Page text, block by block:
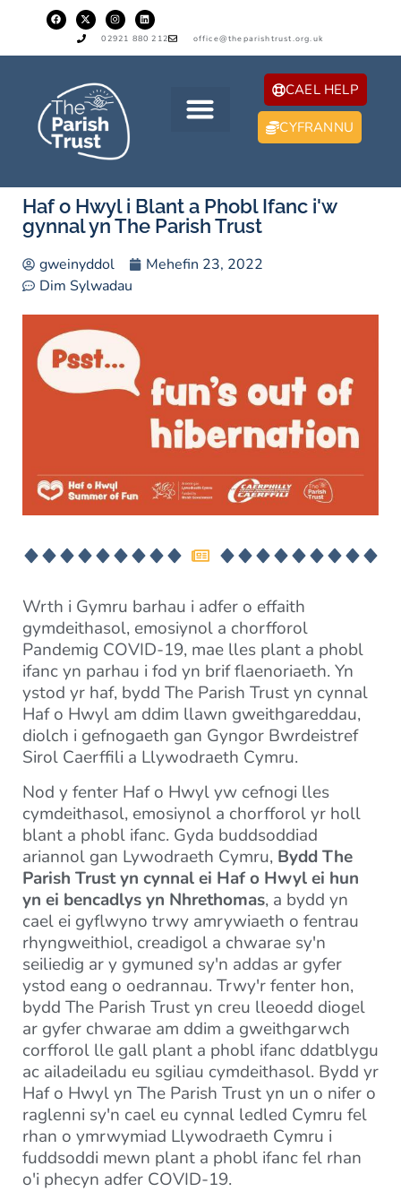
02921 880 212 office@theparishtrust.org.uk
CAEL HELP
CYFRANNU
Haf o Hwyl i Blant a Phobl Ifanc i'w
gynnal yn The Parish Trust
gweinyddol
Mehefin 23, 2022
Dim Sylwadau
Wrth i Gymru barhau i adfer o effaith
gymdeithasol, emosiynol a chorfforol
Pandemig COVID-19, mae lles plant a phobl
ifanc yn parhau i fod yn brif flaenoriaeth. Yn
ystod yr haf, bydd The Parish Trust yn cynnal
Haf o Hwyl am ddim llawn gweithgareddau,
diolch i gefnogaeth gan Gyngor Bwrdeistref
Sirol Caerffili a Llywodraeth Cymru.
Nod y fenter Haf o Hwyl yw cefnogi lles
cymdeithasol, emosiynol a chorfforol yr holl
blant a phobl ifanc. Gyda buddsoddiad
ariannol gan Lywodraeth Cymru, Bydd The
Parish Trust yn cynnal ei Haf o Hwyl ei hun
yn ei bencadlys yn Nhrethomas, a bydd yn
cael ei gyflwyno trwy amrywiaeth o fentrau
rhyngweithiol, creadigol a chwarae sy'n
seiliedig ar y gymuned sy'n addas ar gyfer
ystod eang o oedrannau. Trwy'r fenter hon,
bydd The Parish Trust yn creu lleoedd diogel
ar gyfer chwarae am ddim a gweithgarwch
corfforol lle gall plant a phobl ifanc ddatblygu
ac ailadeiladu eu sgiliau cymdeithasol. Bydd yr
Haf o Hwyl yn The Parish Trust yn un o nifer o
raglenni sy'n cael eu cynnal ledled Cymru fel
rhan o ymrwymiad Llywodraeth Cymru i
fuddsoddi mewn plant a phobl ifanc fel rhan
o'i phecyn adfer COVID-19.